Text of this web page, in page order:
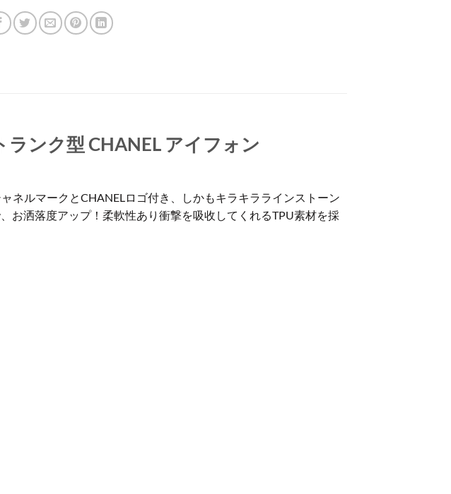
ンク型 CHANEL アイフォン
ネルマークとCHANELロゴ付き、しかもキラキララインストーン
お洒落度アップ！柔軟性あり衝撃を吸收してくれるTPU素材を採